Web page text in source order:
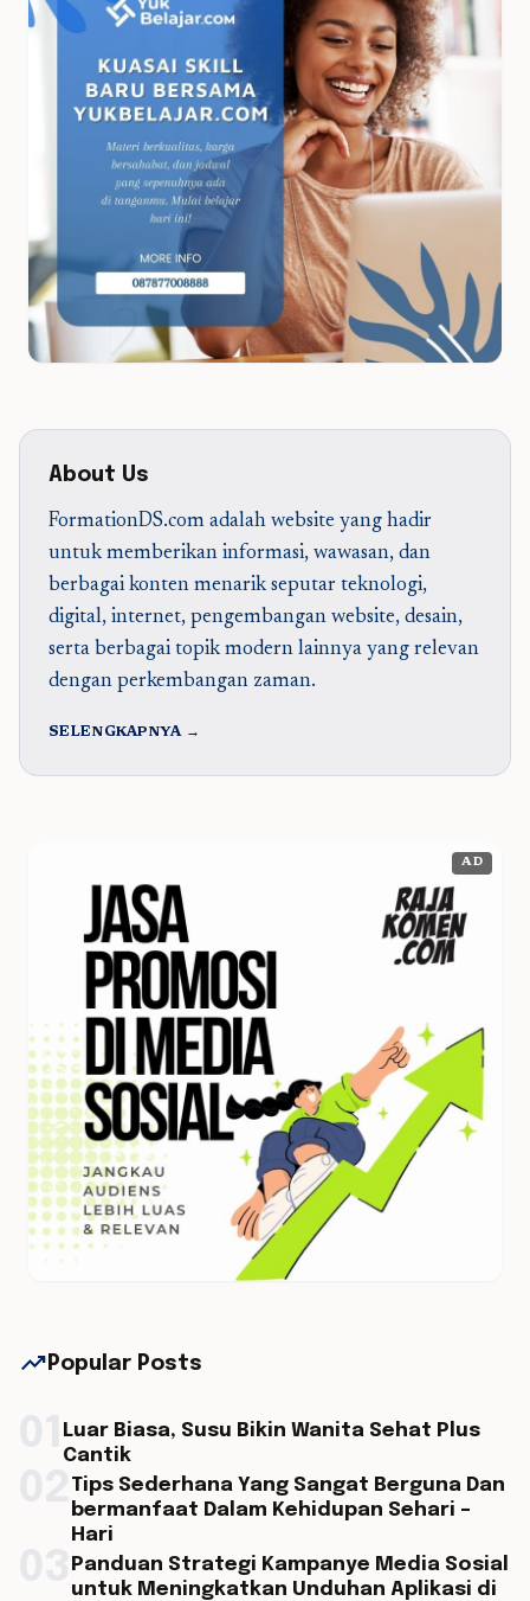
About Us
FormationDS.com adalah website yang hadir
untuk memberikan informasi, wawasan, dan
berbagai konten menarik seputar teknologi,
digital, internet, pengembangan website, desain,
serta berbagai topik modern lainnya yang relevan
dengan perkembangan zaman.
SELENGKAPNYA →
AD
trending_up Popular Posts
Luar Biasa, Susu Bikin Wanita Sehat Plus
Cantik
Tips Sederhana Yang Sangat Berguna Dan
bermanfaat Dalam Kehidupan Sehari –
Hari
Panduan Strategi Kampanye Media Sosial
untuk Meningkatkan Unduhan Aplikasi di